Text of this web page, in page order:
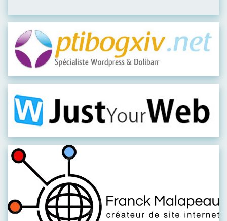
Visiter leur site
Visiter leur site
Visiter leur site